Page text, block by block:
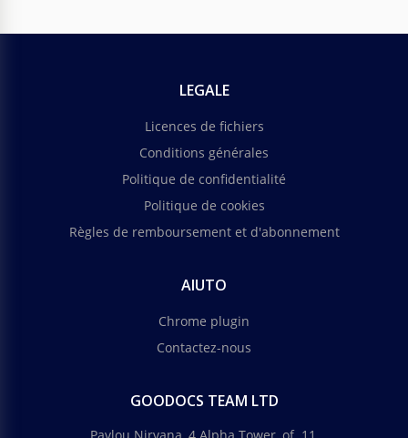
LEGALE
Licences de fichiers
Conditions générales
Politique de confidentialité
Politique de cookies
Règles de remboursement et d'abonnement
AIUTO
Chrome plugin
Contactez-nous
GOODOCS TEAM LTD